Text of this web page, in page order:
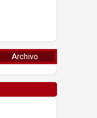
Archivo